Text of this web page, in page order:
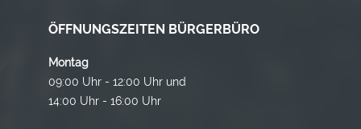
ÖFFNUNGSZEITEN BÜRGERBÜRO
Montag
09:00 Uhr - 12:00 Uhr und
14:00 Uhr - 16:00 Uhr